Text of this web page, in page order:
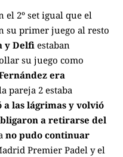
el 2º set igual que el
su primer juego al resto
y Delfi estaban
su juego como
era
pareja 2 estaba
a las lágrimas y volvió
a retirarse del
no pudo continuar
Premier Padel y el